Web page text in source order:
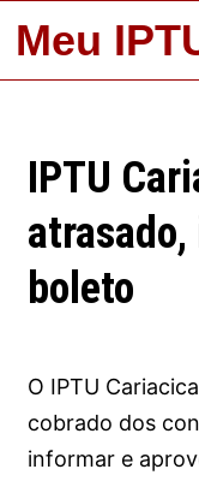
content
Meu
IPTU
atrasado,
boleto
O IPTU
cobrado dos
informar e